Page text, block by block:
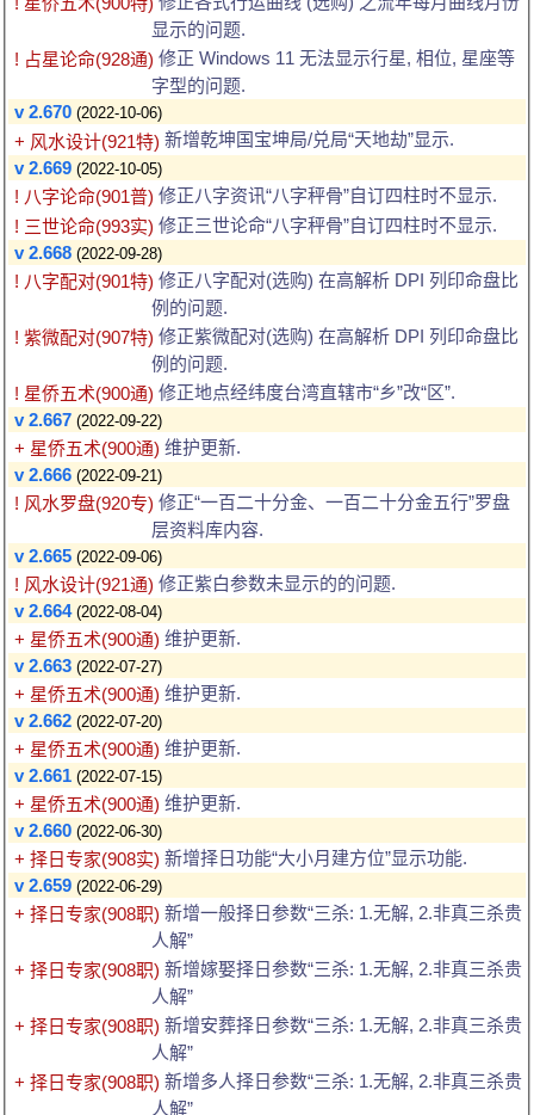
显示的问题.
! 占星论命(928通) 修正 Windows 11 无法显示行星, 相位, 星座等
字型的问题.
v 2.670 (2022-10-06)
+ 风水设计(921特) 新增乾坤国宝坤局/兑局“天地劫”显示.
v 2.669 (2022-10-05)
! 八字论命(901普) 修正八字资讯“八字秤骨”自订四柱时不显示.
! 三世论命(993实) 修正三世论命“八字秤骨”自订四柱时不显示.
v 2.668 (2022-09-28)
! 八字配对(901特) 修正八字配对(选购) 在高解析 DPI 列印命盘比
例的问题.
! 紫微配对(907特) 修正紫微配对(选购) 在高解析 DPI 列印命盘比
例的问题.
! 星侨五术(900通) 修正地点经纬度台湾直辖市“乡”改“区”.
v 2.667 (2022-09-22)
+ 星侨五术(900通) 维护更新.
v 2.666 (2022-09-21)
! 风水罗盘(920专) 修正“一百二十分金、一百二十分金五行”罗盘
层资料库内容.
v 2.665 (2022-09-06)
! 风水设计(921通) 修正紫白参数未显示的的问题.
v 2.664 (2022-08-04)
+ 星侨五术(900通) 维护更新.
v 2.663 (2022-07-27)
+ 星侨五术(900通) 维护更新.
v 2.662 (2022-07-20)
+ 星侨五术(900通) 维护更新.
v 2.661 (2022-07-15)
+ 星侨五术(900通) 维护更新.
v 2.660 (2022-06-30)
+ 择日专家(908实) 新增择日功能“大小月建方位”显示功能.
v 2.659 (2022-06-29)
+ 择日专家(908职) 新增一般择日参数“三杀: 1.无解, 2.非真三杀贵
人解”
+ 择日专家(908职) 新增嫁娶择日参数“三杀: 1.无解, 2.非真三杀贵
人解”
+ 择日专家(908职) 新增安葬择日参数“三杀: 1.无解, 2.非真三杀贵
人解”
+ 择日专家(908职) 新增多人择日参数“三杀: 1.无解, 2.非真三杀贵
人解”